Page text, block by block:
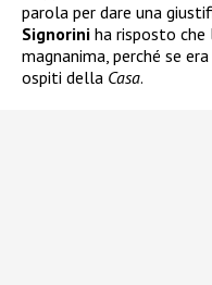
parola per dare una
Signorini ha risposto
magnanima, perché se
ospiti della Casa.